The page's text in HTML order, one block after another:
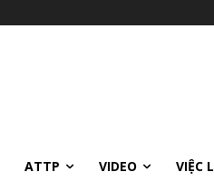
ATTP VIDEO VIỆC